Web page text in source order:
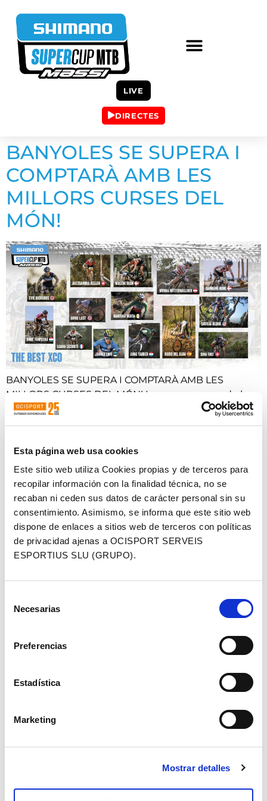
Esta página web usa cookies
Este sitio web utiliza Cookies propias y de terceros para
recopilar información con la finalidad técnica, no se
recaban ni ceden sus datos de carácter personal sin su
consentimiento. Asimismo, se informa que este sitio web
dispone de enlaces a sitios web de terceros con políticas
de privacidad ajenas a OCISPORT SERVEIS
ESPORTIUS SLU (GRUPO).
Necesarias
Preferencias
Estadística
Marketing
Mostrar detalles
LIVE
DIRECTES
BANYOLES SE SUPERA I
COMPTARÀ AMB LES
MILLORS CURSES DEL
MÓN!
BANYOLES SE SUPERA I COMPTARÀ AMB LES
MILLORS CURSES DEL MÓN! La segona prova de la
Shimano Super Cup Massi estrena format Short Track
epicentres del Cross Country olímpic mundial. La
segona cita de […]
LA SHIMANO SUPER CUP
MASSI DE BANYOLES
CELEBRARÀ LA SEVA 22ª
EDICIÓ SENT LA PROVA
INTERNACIONAL XCO
AMB MÉS NIVELL DEL